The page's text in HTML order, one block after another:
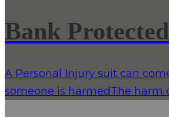
Bank Protected
A Personal Injury suit can
someone is harmedThe harm